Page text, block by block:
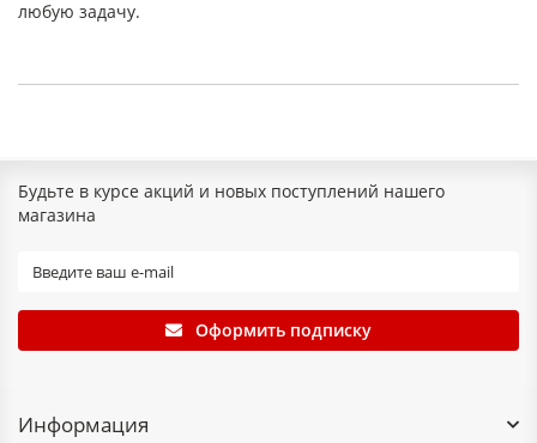
любую задачу.
Будьте в курсе акций и новых поступлений нашего
магазина
Оформить подписку
Информация